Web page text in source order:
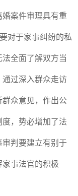
案件审理具有重
对于家事纠纷的私
全面了解双方当
过深入群众走访
众意见，作出公
，势必增加了法
判要建立有别于
事法官的积极